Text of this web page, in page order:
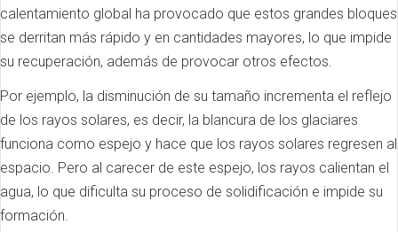
calentamiento global ha provocado que estos grandes bloques
se derritan más rápido y en cantidades mayores, lo que impide
su recuperación, además de provocar otros efectos.
Por ejemplo, la disminución de su tamaño incrementa el reflejo
de los rayos solares, es decir, la blancura de los glaciares
funciona como espejo y hace que los rayos solares regresen al
espacio. Pero al carecer de este espejo, los rayos calientan el
agua, lo que dificulta su proceso de solidificación e impide su
formación.